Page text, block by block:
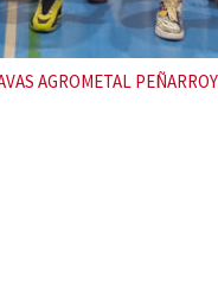
MINIBASKET 24-25